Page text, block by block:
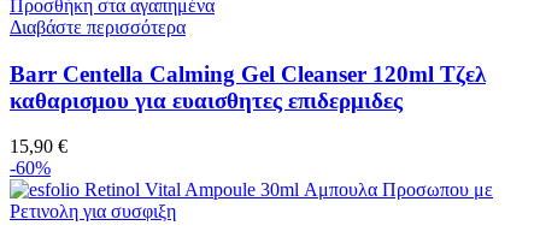
Προσθήκη στα αγαπημένα
Διαβάστε περισσότερα
Barr Centella Calming Gel Cleanser 120ml Τζελ
καθαρισμου για ευαισθητες επιδερμιδες
15,90 €
-60%